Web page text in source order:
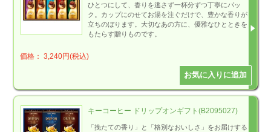
ひとつにして、香りを逃さず一杯分ずつ丁寧にパッ
ク。カップにのせてお湯を注ぐだけで、豊かな香りが
立ちのぼります。大切なあの方に、優雅なひとときを
もたらす贈りものです。
価格： 3,240円(税込)
キーコーヒー ドリップオンギフト(B2095027)
「挽たての香り」と「格別なおいしさ」をお届けする